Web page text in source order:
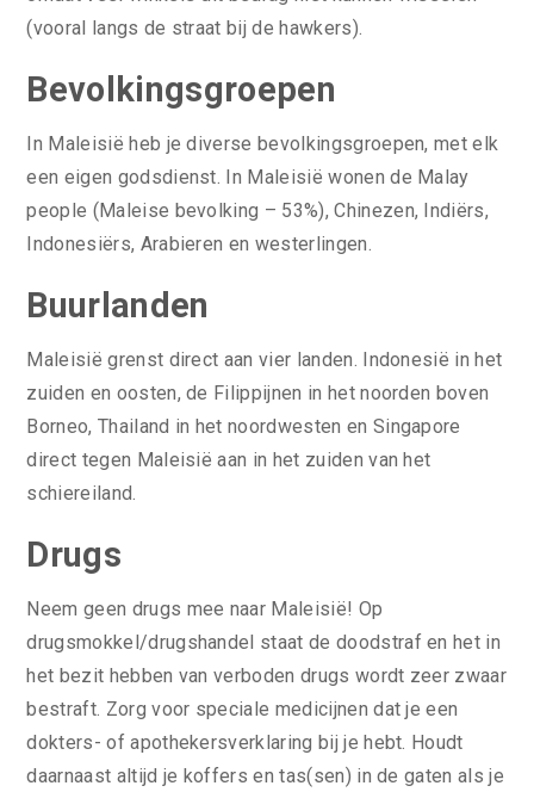
(vooral langs de straat bij de hawkers).
Bevolkingsgroepen
In Maleisië heb je diverse bevolkingsgroepen, met elk
een eigen godsdienst. In Maleisië wonen de Malay
people (Maleise bevolking – 53%), Chinezen, Indiërs,
Indonesiërs, Arabieren en westerlingen.
Buurlanden
Maleisië grenst direct aan vier landen. Indonesië in het
zuiden en oosten, de Filippijnen in het noorden boven
Borneo, Thailand in het noordwesten en Singapore
direct tegen Maleisië aan in het zuiden van het
schiereiland.
Drugs
Neem geen drugs mee naar Maleisië! Op
drugsmokkel/drugshandel staat de doodstraf en het in
het bezit hebben van verboden drugs wordt zeer zwaar
bestraft. Zorg voor speciale medicijnen dat je een
dokters- of apothekersverklaring bij je hebt. Houdt
daarnaast altijd je koffers en tas(sen) in de gaten als je